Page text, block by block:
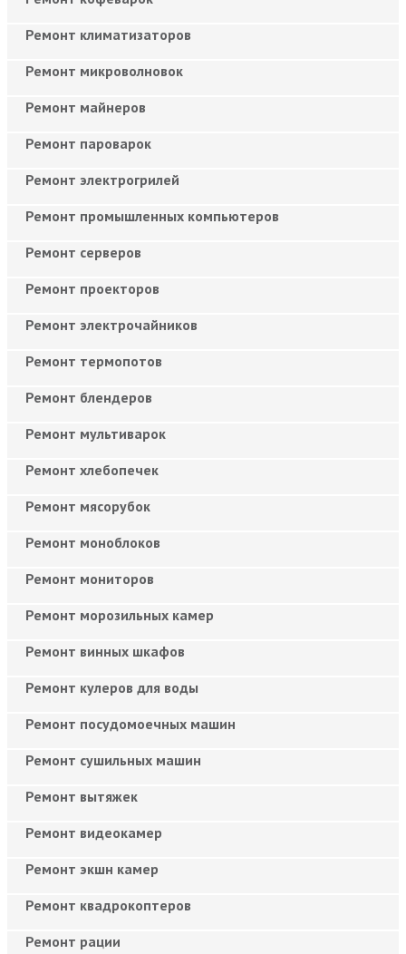
Ремонт климатизаторов
Ремонт микроволновок
Ремонт майнеров
Ремонт пароварок
Ремонт электрогрилей
Ремонт промышленных компьютеров
Ремонт серверов
Ремонт проекторов
Ремонт электрочайников
Ремонт термопотов
Ремонт блендеров
Ремонт мультиварок
Ремонт хлебопечек
Ремонт мясорубок
Ремонт моноблоков
Ремонт мониторов
Ремонт морозильных камер
Ремонт винных шкафов
Ремонт кулеров для воды
Ремонт посудомоечных машин
Ремонт сушильных машин
Ремонт вытяжек
Ремонт видеокамер
Ремонт экшн камер
Ремонт квадрокоптеров
Ремонт рации